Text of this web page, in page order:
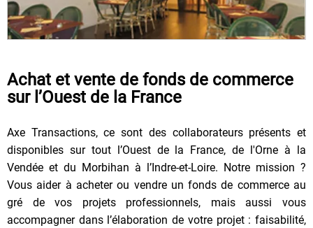
Achat et vente de fonds de commerce
sur l’Ouest de la France
Axe Transactions, ce sont des collaborateurs présents et
disponibles sur tout l’Ouest de la France, de l'Orne à la
Vendée et du Morbihan à l’Indre-et-Loire. Notre mission ?
Vous aider à acheter ou vendre un fonds de commerce au
gré de vos projets professionnels, mais aussi vous
accompagner dans l’élaboration de votre projet : faisabilité,